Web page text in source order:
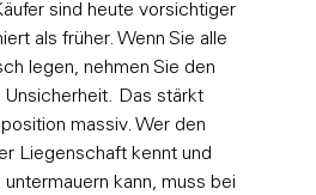
sind heute vorsichtiger
als früher. Wenn Sie alle
legen, nehmen Sie den
Unsicherheit. Das stärkt
massiv. Wer den
Liegenschaft kennt und
kann, muss bei